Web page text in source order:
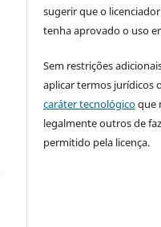
sugerir que o
tenha aprovado o uso
Sem restrições
aplicar termos jurídicos
caráter tecnológicoque
legalmente outros de
permitido pela licença.